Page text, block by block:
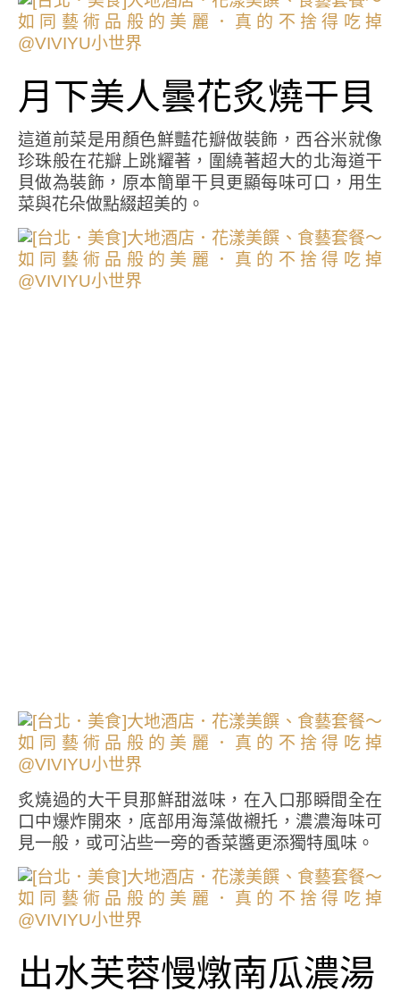
月下美人曇花炙燒干貝
這道前菜是用顏色鮮豔花瓣做裝飾，西谷米就像
珍珠般在花瓣上跳耀著，圍繞著超大的北海道干
貝做為裝飾，原本簡單干貝更顯每味可口，用生
菜與花朵做點綴超美的。
炙燒過的大干貝那鮮甜滋味，在入口那瞬間全在
口中爆炸開來，底部用海藻做襯托，濃濃海味可
見一般，或可沾些一旁的香菜醬更添獨特風味。
出水芙蓉慢燉南瓜濃湯